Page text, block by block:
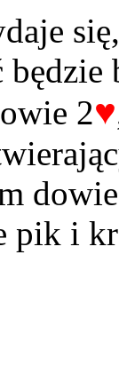
2♥
pik i